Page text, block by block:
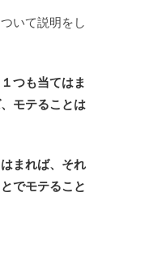
いて説明をし
１つも当てはま
モテることは
まれば、それ
でモテること